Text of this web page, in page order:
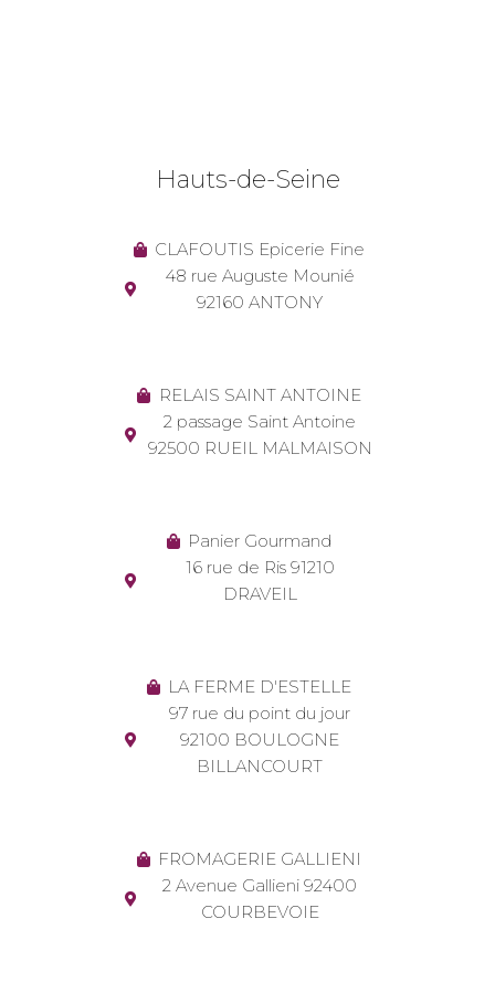
Hauts-de-Seine
CLAFOUTIS Epicerie Fine
48 rue Auguste Mounié
92160 ANTONY
RELAIS SAINT ANTOINE
2 passage Saint Antoine
92500 RUEIL MALMAISON
Panier Gourmand
16 rue de Ris 91210
DRAVEIL
LA FERME D'ESTELLE
97 rue du point du jour
92100 BOULOGNE
BILLANCOURT
FROMAGERIE GALLIENI
2 Avenue Gallieni 92400
COURBEVOIE